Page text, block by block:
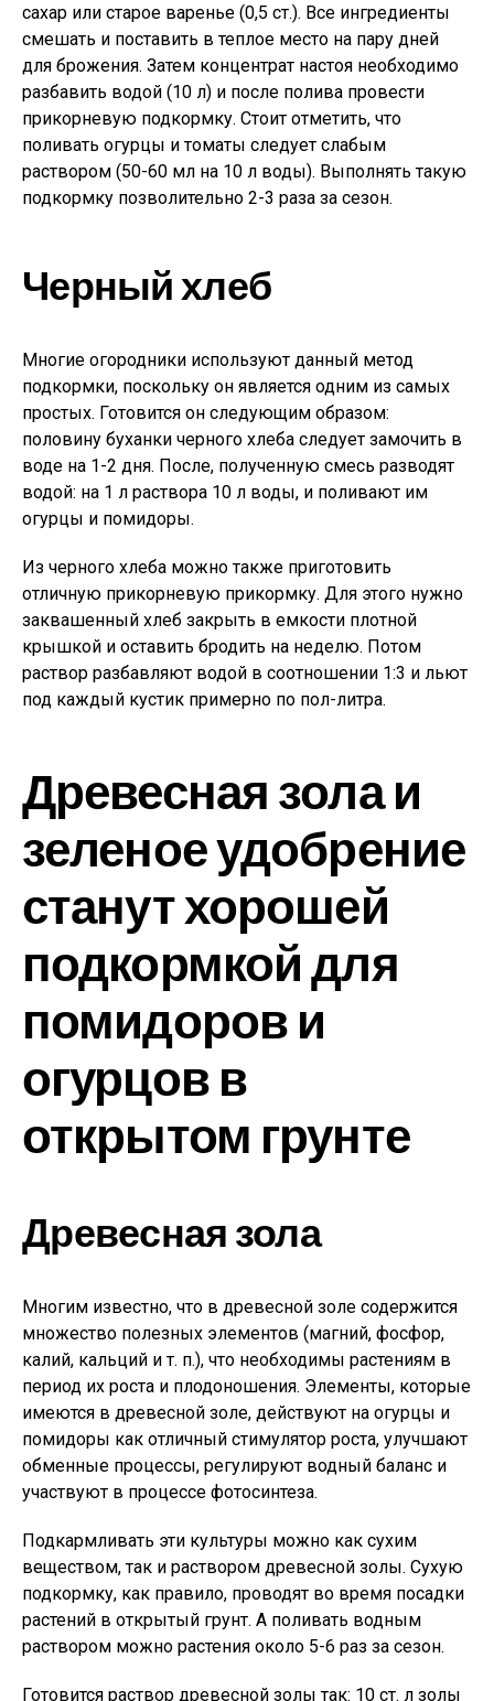
сахар или старое варенье (0,5 ст.). Все ингредиенты
смешать и поставить в теплое место на пару дней
для брожения. Затем концентрат настоя необходимо
разбавить водой (10 л) и после полива провести
прикорневую подкормку. Стоит отметить, что
поливать огурцы и томаты следует слабым
раствором (50-60 мл на 10 л воды). Выполнять такую
подкормку позволительно 2-3 раза за сезон.
Черный хлеб
Многие огородники используют данный метод
подкормки, поскольку он является одним из самых
простых. Готовится он следующим образом:
половину буханки черного хлеба следует замочить в
воде на 1-2 дня. После, полученную смесь разводят
водой: на 1 л раствора 10 л воды, и поливают им
огурцы и помидоры.
Из черного хлеба можно также приготовить
отличную прикорневую прикормку. Для этого нужно
заквашенный хлеб закрыть в емкости плотной
крышкой и оставить бродить на неделю. Потом
раствор разбавляют водой в соотношении 1:3 и льют
под каждый кустик примерно по пол-литра.
Древесная зола и
зеленое удобрение
станут хорошей
подкормкой для
помидоров и
огурцов в
открытом грунте
Древесная зола
Многим известно, что в древесной золе содержится
множество полезных элементов (магний, фосфор,
калий, кальций и т. п.), что необходимы растениям в
период их роста и плодоношения. Элементы, которые
имеются в древесной золе, действуют на огурцы и
помидоры как отличный стимулятор роста, улучшают
обменные процессы, регулируют водный баланс и
участвуют в процессе фотосинтеза.
Подкармливать эти культуры можно как сухим
веществом, так и раствором древесной золы. Сухую
подкормку, как правило, проводят во время посадки
растений в открытый грунт. А поливать водным
раствором можно растения около 5-6 раз за сезон.
Готовится раствор древесной золы так: 10 ст. л золы